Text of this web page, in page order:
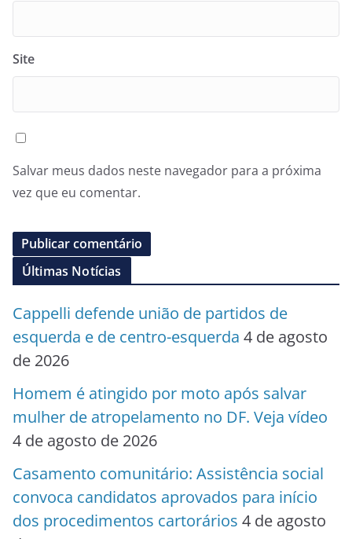
Site
Salvar meus dados neste navegador para a próxima
vez que eu comentar.
Últimas Notícias
Cappelli defende união de partidos de
esquerda e de centro-esquerda 4 de agosto
de 2026
Homem é atingido por moto após salvar
mulher de atropelamento no DF. Veja vídeo
4 de agosto de 2026
Casamento comunitário: Assistência social
convoca candidatos aprovados para início
dos procedimentos cartorários 4 de agosto